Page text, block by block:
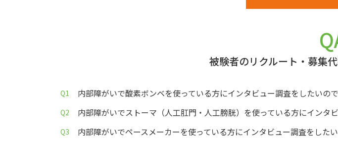
被験者のリクルート・募集
内部障がいで酸素ボンベを使っている方にインタビュー調査をしたいの
内部障がいでストーマ（人工肛門・人工膀胱）を使っている方にインタ
内部障がいでペースメーカーを使っている方にインタビュー調査をした